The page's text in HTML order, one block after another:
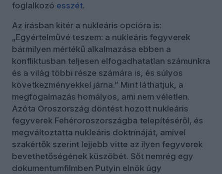
foglalkozó esszét.
Az írásban kitér a nukleáris opcióra is:
„Egyértelművé teszem: a nukleáris fegyverek
bármilyen mértékű alkalmazása ebben a
konfliktusban teljesen elfogadhatatlan számunkra
és a világ többi része számára is, és súlyos
következményekkel járna.” Mint láthatjuk, a
megfogalmazás homályos, ami nem véletlen.
Azóta Oroszország döntést hozott nukleáris
fegyverek Fehéroroszországba telepítéséről, és
megváltoztatta nukleáris doktrínáját, amivel
szakértők szerint lejjebb vitte az ilyen fegyverek
bevethetőségének küszöbét. Sőt nemrég egy
dokumentumfilmben Putyin elnök úgy